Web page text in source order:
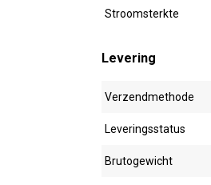
Stroomsterkte
Levering
Verzendmethode
Leveringsstatus
Brutogewicht